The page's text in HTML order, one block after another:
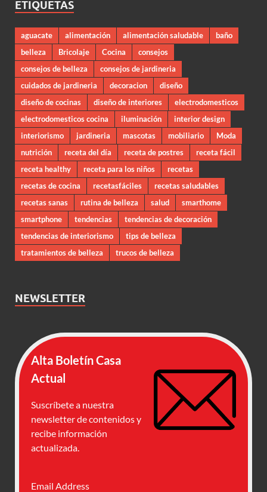
ETIQUETAS
aguacate alimentación alimentación saludable
baño
belleza
Bricolaje Cocina
consejos
consejos de belleza
consejos de jardineria
cuidados de jardineria
decoracion
diseño
diseño de cocinas
diseño de interiores
electrodomesticos
electrodomesticos cocina
iluminación
interior design
interiorismo
jardineria mascotas mobiliario
Moda
nutrición
receta del día receta de postres
receta fácil
receta healthy
receta para los niños
recetas
recetas de cocina
recetasfáciles
recetas saludables
recetas sanas
rutina de belleza salud
smarthome
smartphone
tendencias
tendencias de decoración
tendencias de interiorismo
tips de belleza
tratamientos de belleza
trucos de belleza
NEWSLETTER
Alta Boletín Casa
Actual
Suscríbete a nuestra
newsletter de contenidos y
recibe información
actualizada.
Email Address